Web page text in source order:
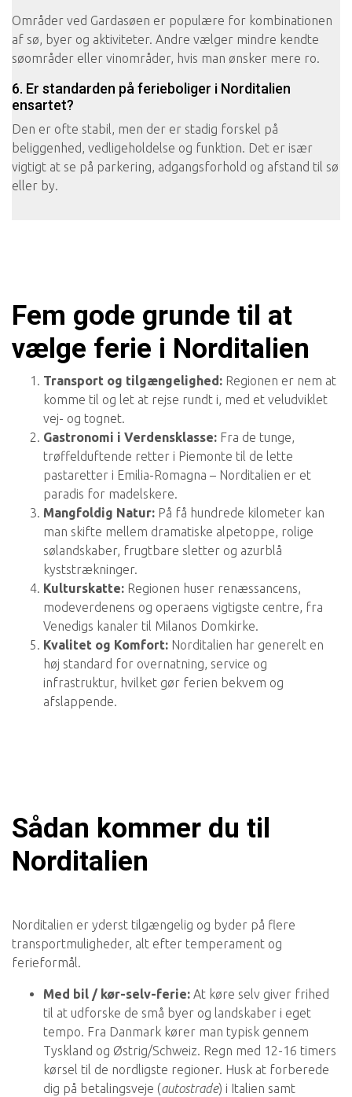
Områder ved Gardasøen er populære for kombinationen
af sø, byer og aktiviteter. Andre vælger mindre kendte
søområder eller vinområder, hvis man ønsker mere ro.
6. Er standarden på ferieboliger i Norditalien
ensartet?
Den er ofte stabil, men der er stadig forskel på
beliggenhed, vedligeholdelse og funktion. Det er især
vigtigt at se på parkering, adgangsforhold og afstand til sø
eller by.
Fem gode grunde til at
vælge ferie i Norditalien
Transport og tilgængelighed: Regionen er nem at
komme til og let at rejse rundt i, med et veludviklet
vej- og tognet.
Gastronomi i Verdensklasse: Fra de tunge,
trøffelduftende retter i Piemonte til de lette
pastaretter i Emilia-Romagna – Norditalien er et
paradis for madelskere.
Mangfoldig Natur: På få hundrede kilometer kan
man skifte mellem dramatiske alpetoppe, rolige
sølandskaber, frugtbare sletter og azurblå
kyststrækninger.
Kulturskatte: Regionen huser renæssancens,
modeverdenens og operaens vigtigste centre, fra
Venedigs kanaler til Milanos Domkirke.
Kvalitet og Komfort: Norditalien har generelt en
høj standard for overnatning, service og
infrastruktur, hvilket gør ferien bekvem og
afslappende.
Sådan kommer du til
Norditalien
Norditalien er yderst tilgængelig og byder på flere
transportmuligheder, alt efter temperament og
ferieformål.
Med bil / kør-selv-ferie: At køre selv giver frihed
til at udforske de små byer og landskaber i eget
tempo. Fra Danmark kører man typisk gennem
Tyskland og Østrig/Schweiz. Regn med 12-16 timers
kørsel til de nordligste regioner. Husk at forberede
dig på betalingsveje (autostrade) i Italien samt